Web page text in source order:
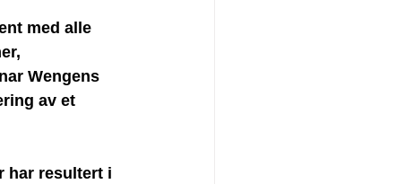
med alle
Wengens
av et
har resultert i